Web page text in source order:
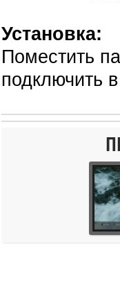
Установка:
Поместить
подключить